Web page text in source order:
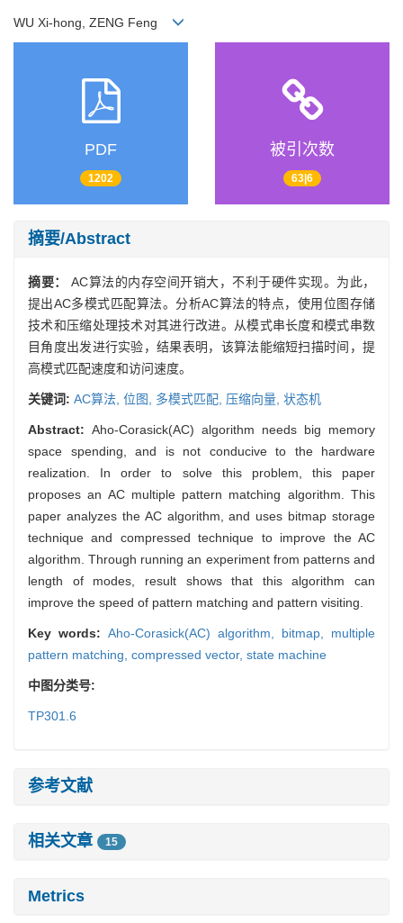
WU Xi-hong, ZENG Feng
PDF
1202
被引次数
63|6
摘要/Abstract
摘要： AC算法的内存空间开销大，不利于硬件实现。为此，
提出AC多模式匹配算法。分析AC算法的特点，使用位图存储
技术和压缩处理技术对其进行改进。从模式串长度和模式串数
目角度出发进行实验，结果表明，该算法能缩短扫描时间，提
高模式匹配速度和访问速度。
关键词: AC算法, 位图, 多模式匹配, 压缩向量, 状态机
Abstract: Aho-Corasick(AC) algorithm needs big memory
space spending, and is not conducive to the hardware
realization. In order to solve this problem, this paper
proposes an AC multiple pattern matching algorithm. This
paper analyzes the AC algorithm, and uses bitmap storage
technique and compressed technique to improve the AC
algorithm. Through running an experiment from patterns and
length of modes, result shows that this algorithm can
improve the speed of pattern matching and pattern visiting.
Key words: Aho-Corasick(AC) algorithm, bitmap, multiple
pattern matching, compressed vector, state machine
中图分类号:
TP301.6
参考文献
相关文章 15
Metrics